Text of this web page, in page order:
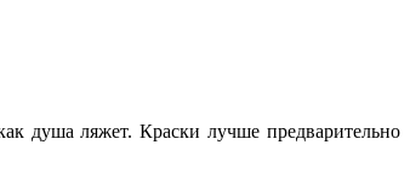
душа ляжет. Краски лучше предварительно